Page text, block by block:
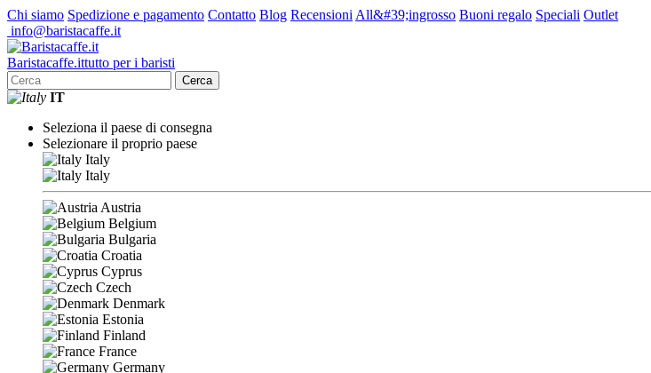
Chi siamo Spedizione e pagamento Contatto Blog Recensioni All&#39;ingrosso Buoni regalo Speciali Outlet
info@baristacaffe.it
Baristacaffe.ittutto per i baristi
Cerca
IT
Seleziona il paese di consegna
Selezionare il proprio paese
Italy
Italy
Austria
Belgium
Bulgaria
Croatia
Cyprus
Czech
Denmark
Estonia
Finland
France
Germany